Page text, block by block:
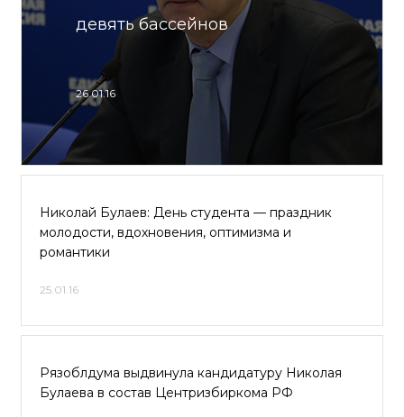
девять бассейнов
26.01.16
Николай Булаев: День студента — праздник
молодости, вдохновения, оптимизма и
романтики
25.01.16
Рязоблдума выдвинула кандидатуру Николая
Булаева в состав Центризбиркома РФ